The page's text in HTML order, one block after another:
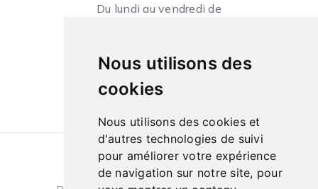
Nous utilisons des
cookies
Nous utilisons des cookies et
d'autres technologies de suivi
pour améliorer votre expérience
de navigation sur notre site, pour
Du lundi au vendredi de
10h à 13h et de 14h à 18h
Conditions générales de ventes
|